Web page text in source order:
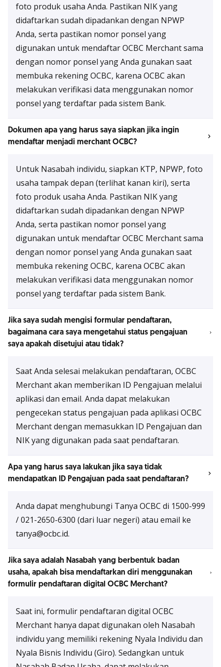
foto produk usaha Anda. Pastikan NIK yang
didaftarkan sudah dipadankan dengan NPWP
Anda, serta pastikan nomor ponsel yang
digunakan untuk mendaftar OCBC Merchant sama
dengan nomor ponsel yang Anda gunakan saat
membuka rekening OCBC, karena OCBC akan
melakukan verifikasi data menggunakan nomor
ponsel yang terdaftar pada sistem Bank.
Dokumen apa yang harus saya siapkan jika ingin
mendaftar menjadi merchant OCBC?
Untuk Nasabah individu, siapkan KTP, NPWP, foto
usaha tampak depan (terlihat kanan kiri), serta
foto produk usaha Anda. Pastikan NIK yang
didaftarkan sudah dipadankan dengan NPWP
Anda, serta pastikan nomor ponsel yang
digunakan untuk mendaftar OCBC Merchant sama
dengan nomor ponsel yang Anda gunakan saat
membuka rekening OCBC, karena OCBC akan
melakukan verifikasi data menggunakan nomor
ponsel yang terdaftar pada sistem Bank.
Jika saya sudah mengisi formular pendaftaran,
bagaimana cara saya mengetahui status pengajuan
saya apakah disetujui atau tidak?
Saat Anda selesai melakukan pendaftaran, OCBC
Merchant akan memberikan ID Pengajuan melalui
aplikasi dan email. Anda dapat melakukan
pengecekan status pengajuan pada aplikasi OCBC
Merchant dengan memasukkan ID Pengajuan dan
NIK yang digunakan pada saat pendaftaran.
Apa yang harus saya lakukan jika saya tidak
mendapatkan ID Pengajuan pada saat pendaftaran?
Anda dapat menghubungi Tanya OCBC di 1500-999
/ 021-2650-6300 (dari luar negeri) atau email ke
tanya@ocbc.id.
Jika saya adalah Nasabah yang berbentuk badan
usaha, apakah bisa mendaftarkan diri menggunakan
formulir pendaftaran digital OCBC Merchant?
Saat ini, formulir pendaftaran digital OCBC
Merchant hanya dapat digunakan oleh Nasabah
individu yang memiliki rekening Nyala Individu dan
Nyala Bisnis Individu (Giro). Sedangkan untuk